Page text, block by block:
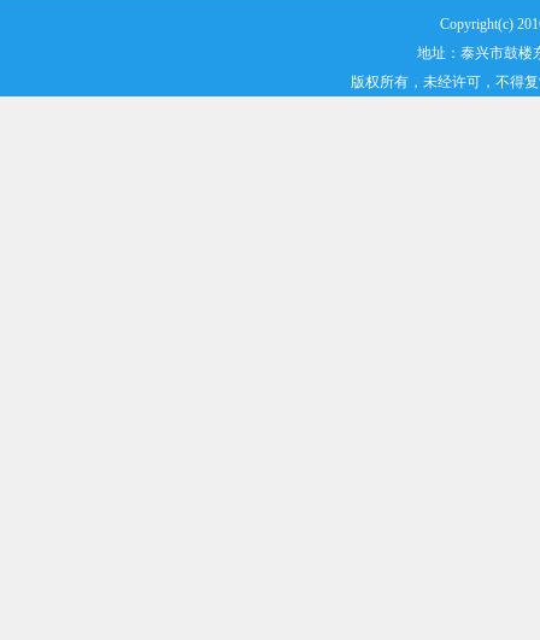
Copyright(c)
地址：泰兴市鼓楼
版权所有，未经许可，不得